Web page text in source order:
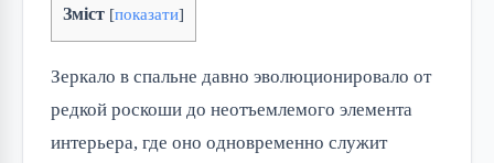
Зміст [показати]
Зеркало в спальне давно эволюционировало от
редкой роскоши до неотъемлемого элемента
интерьера, где оно одновременно служит